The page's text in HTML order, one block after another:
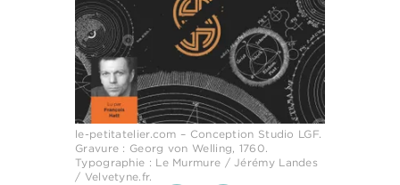
le-petitatelier.com – Conception Studio LGF.
Gravure : Georg von Welling, 1760.
Typographie : Le Murmure / Jérémy Landes
/ Velvetyne.fr.